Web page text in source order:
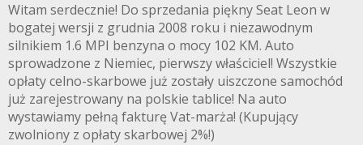
Witam serdecznie! Do sprzedania piękny Seat Leon w
bogatej wersji z grudnia 2008 roku i niezawodnym
silnikiem 1.6 MPI benzyna o mocy 102 KM. Auto
sprowadzone z Niemiec, pierwszy właściciel! Wszystkie
opłaty celno-skarbowe już zostały uiszczone samochód
już zarejestrowany na polskie tablice! Na auto
wystawiamy pełną fakturę Vat-marża! (Kupujący
zwolniony z opłaty skarbowej 2%!)